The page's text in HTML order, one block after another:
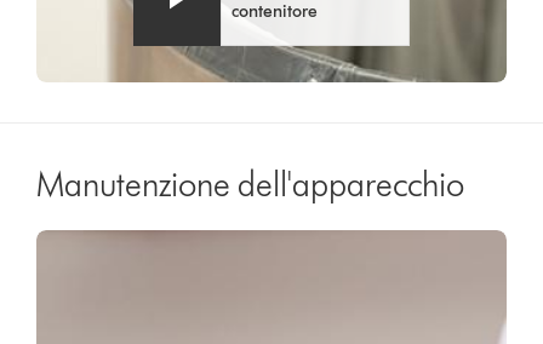
contenitore
Manutenzione dell'apparecchio